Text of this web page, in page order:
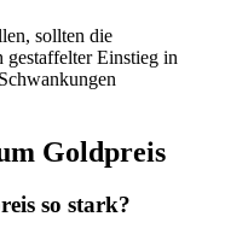
sollten die
gestaffelter Einstieg in
Goldpreis
so stark?